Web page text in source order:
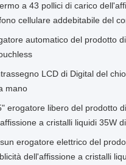
a 43 pollici di carico
cellulare addebitabile del
automatico del prodotto
LCD di Digital del
mano
erogatore libero del prodotto
a cristalli liquidi 35W
erogatore elettrico del
dell'affissione a cristalli